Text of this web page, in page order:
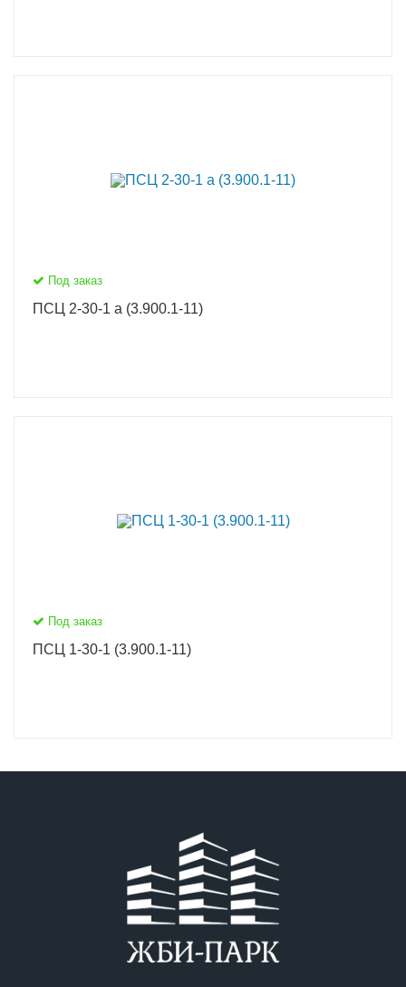
Под заказ
ПСЦ 2-30-1 а (3.900.1-11)
Под заказ
ПСЦ 1-30-1 (3.900.1-11)